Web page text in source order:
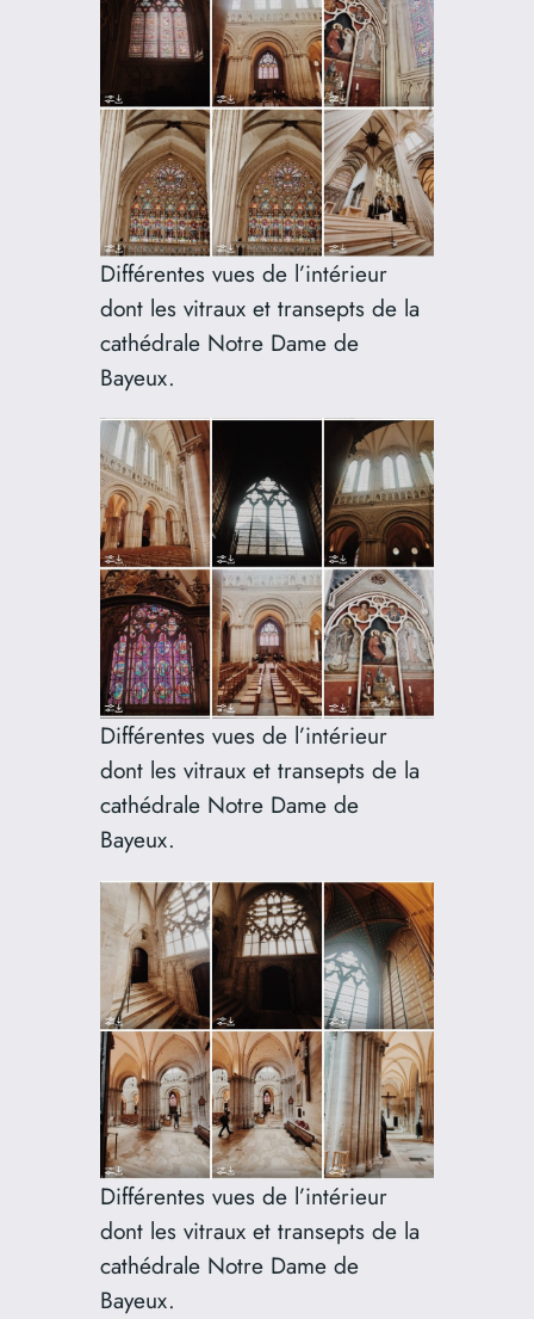
Différentes vues de l’intérieur
dont les vitraux et transepts de la
cathédrale Notre Dame de
Bayeux.
Différentes vues de l’intérieur
dont les vitraux et transepts de la
cathédrale Notre Dame de
Bayeux.
Différentes vues de l’intérieur
dont les vitraux et transepts de la
cathédrale Notre Dame de
Bayeux.